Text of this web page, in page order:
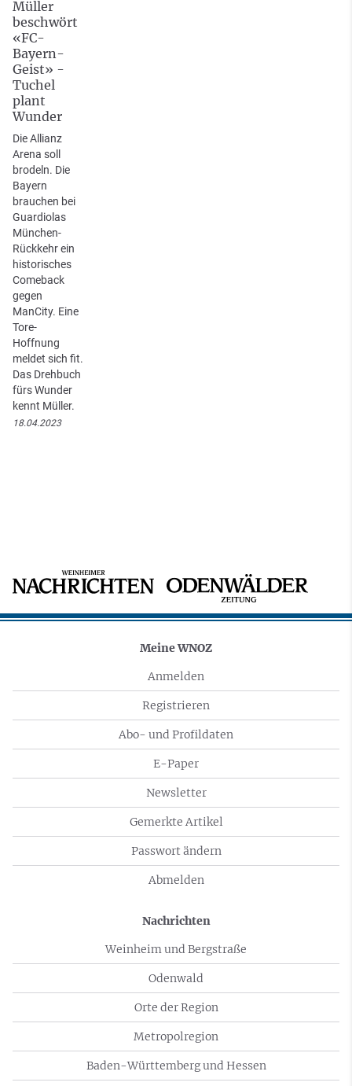
Müller
beschwört
«FC-
Bayern-
Geist» -
Tuchel
plant
Wunder
Die Allianz
Arena soll
brodeln. Die
Bayern
brauchen bei
Guardiolas
München-
Rückkehr ein
historisches
Comeback
gegen
ManCity. Eine
Tore-
Hoffnung
meldet sich fit.
Das Drehbuch
fürs Wunder
kennt Müller.
18.04.2023
Meine WNOZ
Anmelden
Registrieren
Abo- und Profildaten
E-Paper
Newsletter
Gemerkte Artikel
Passwort ändern
Abmelden
Nachrichten
Weinheim und Bergstraße
Odenwald
Orte der Region
Metropolregion
Baden-Württemberg und Hessen